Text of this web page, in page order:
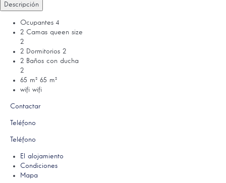
Descripción
Ocupantes 4
2 Camas queen size
2
2 Dormitorios 2
2 Baños con ducha
2
65 m² 65 m²
wifi wifi
Contactar
Teléfono
Teléfono
El alojamiento
Condiciones
Mapa